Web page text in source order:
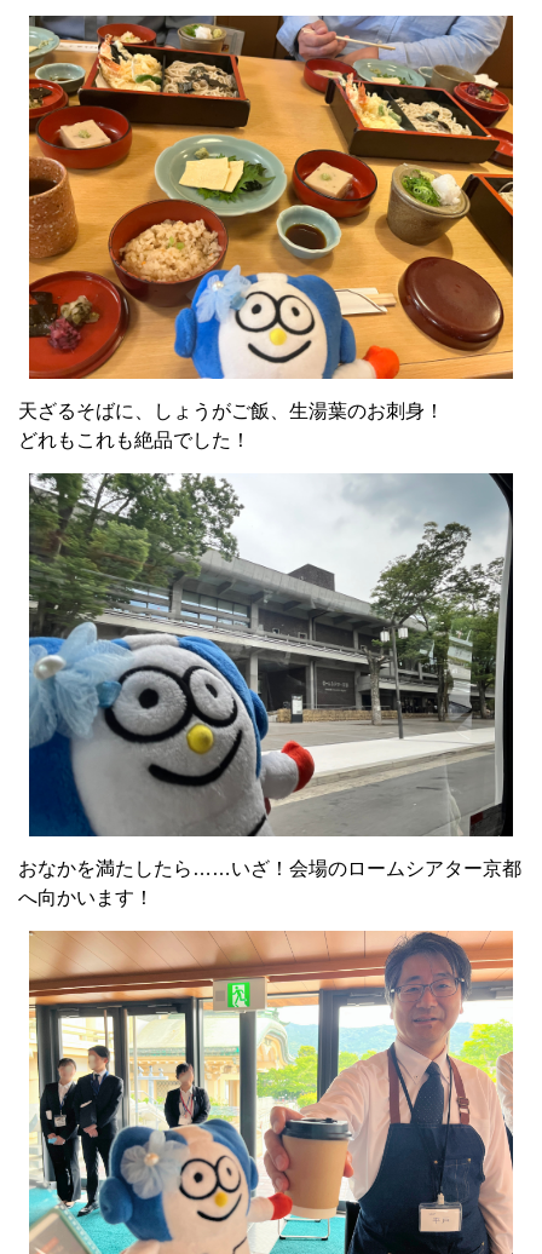
天ざるそばに、しょうがご飯、生湯葉のお刺身！
どれもこれも絶品でした！
おなかを満たしたら……いざ！会場のロームシアター京都
へ向かいます！